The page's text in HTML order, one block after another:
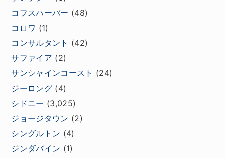
コフスハーバー (48)
コロワ (1)
コンサルタント (42)
サファイア (2)
サンシャインコースト (24)
ジーロング (4)
シドニー (3,025)
ジョージタウン (2)
シングルトン (4)
ジンダバイン (1)